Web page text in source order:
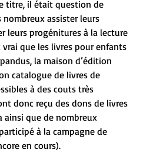
titre, il était question de
assister leurs
leurs progénitures à la lecture
vrai que les livres pour enfants
la maison d’édition
catalogue de livres de
à des couts très
donc reçu des dons de livres
ainsi que de nombreux
à la campagne de
en cours).